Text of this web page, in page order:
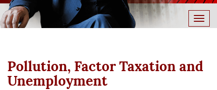
Pollution, Factor Taxation and
Unemployment